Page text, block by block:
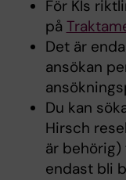
För KIs
på
Det är
ansökan
Du kan
Hirsch
är behörig)
endast bli